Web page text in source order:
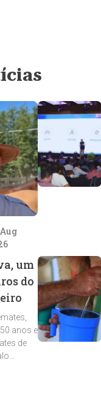
um
do
anos e
de